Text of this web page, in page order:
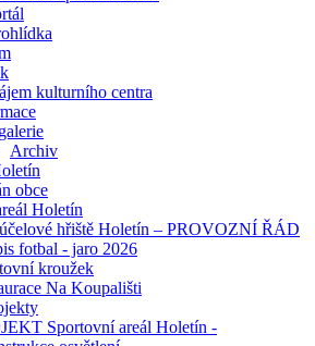
kulturního centra
Archiv
obce
Holetín
hřiště Holetín – PROVOZNÍ ŘÁD
fotbal - jaro 2026
kroužek
Na Koupališti
Sportovní areál Holetín -